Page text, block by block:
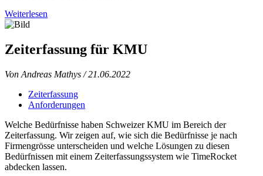
Weiterlesen
Zeiterfassung für KMU
Von Andreas Mathys / 21.06.2022
Zeiterfassung
Anforderungen
Welche Bedürfnisse haben Schweizer KMU im Bereich der
Zeiterfassung. Wir zeigen auf, wie sich die Bedürfnisse je nach
Firmengrösse unterscheiden und welche Lösungen zu diesen
Bedürfnissen mit einem Zeiterfassungssystem wie TimeRocket
abdecken lassen.